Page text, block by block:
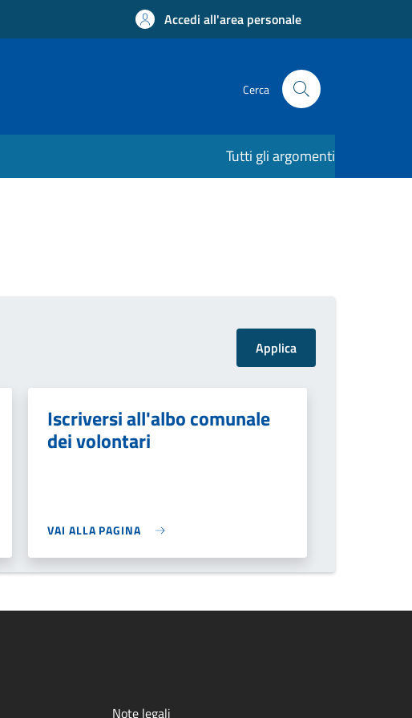
Accedi all'area personale
Cerca
Tutti gli argomenti
Iscriversi all'albo comunale
dei volontari
VAI ALLA PAGINA
Note legali